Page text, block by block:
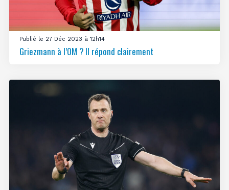
Publié le 27 Déc 2023 à 12h14
Griezmann à l’OM ? Il répond clairement